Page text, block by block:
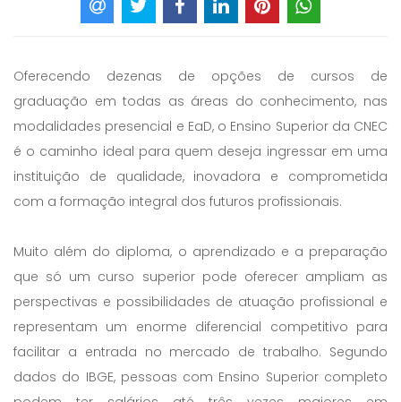
Oferecendo dezenas de opções de cursos de
graduação em todas as áreas do conhecimento, nas
modalidades presencial e EaD, o Ensino Superior da CNEC
é o caminho ideal para quem deseja ingressar em uma
instituição de qualidade, inovadora e comprometida
com a formação integral dos futuros profissionais.
Muito além do diploma, o aprendizado e a preparação
que só um curso superior pode oferecer ampliam as
perspectivas e possibilidades de atuação profissional e
representam um enorme diferencial competitivo para
facilitar a entrada no mercado de trabalho. Segundo
dados do IBGE, pessoas com Ensino Superior completo